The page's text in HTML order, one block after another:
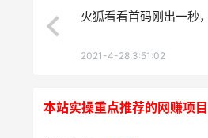
火狐看看首码刚出一秒
2021-4-28 3:51:02
本站实操重点推荐的网赚项目